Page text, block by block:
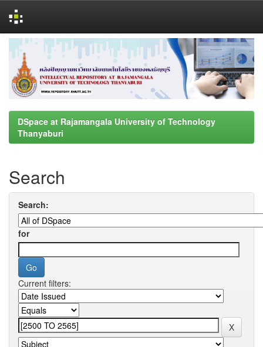
navigation
DSpace at Rajamangala University of Technology
Thanyaburi
Search
Search:
for
Current filters: